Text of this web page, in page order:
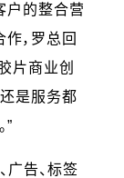
户的整合营
，罗总回
片商业创
是服务都
”
广告、标签